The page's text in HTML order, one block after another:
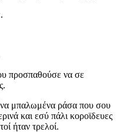
προσπαθούσε να σε
μπαλωμένα ράσα που σου
και εσύ πάλι κοροϊδευες
ήταν τρελοί.